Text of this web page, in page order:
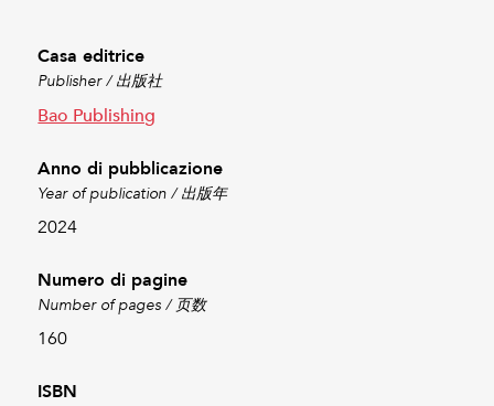
Casa editrice
Publisher / 出版社
Bao Publishing
Anno di pubblicazione
Year of publication / 出版年
2024
Numero di pagine
Number of pages / 页数
160
ISBN